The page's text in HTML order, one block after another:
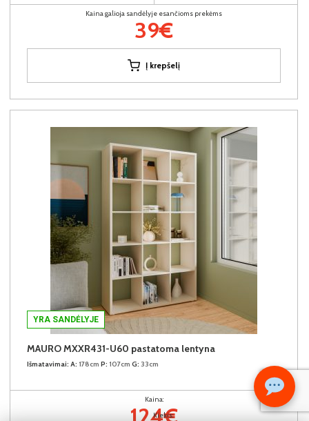
Kiekis:
Kaina galioja sandėlyje esančioms prekėms
39€
Į krepšelį
YRA SANDĖLYJE
MAURO MXXR431-U60 pastatoma lentyna
Išmatavimai: A: 178cm P: 107cm G: 33cm
Kaina:
124€